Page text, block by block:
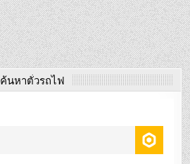
ค้นหาตั๋วรถไฟ